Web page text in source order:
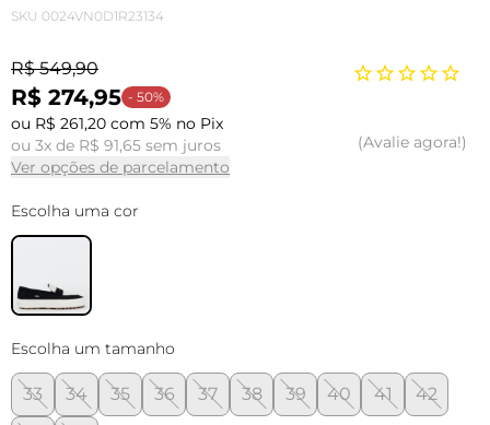
SKU 0024VN0D1R23134
R$ 549,90
R$ 274,95 - 50%
ou R$ 261,20 com 5% no Pix
ou 3x de R$ 91,65 sem juros
Ver opções de parcelamento
Avalie agora!
Escolha uma cor
Escolha um tamanho
33 34 35 36 37 38 39 40 41 42